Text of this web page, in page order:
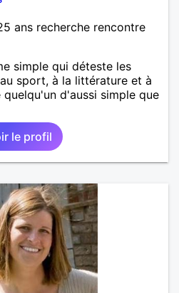
ans recherche rencontre
simple qui déteste les
sport, à la littérature et à
d'aussi simple que
le profil